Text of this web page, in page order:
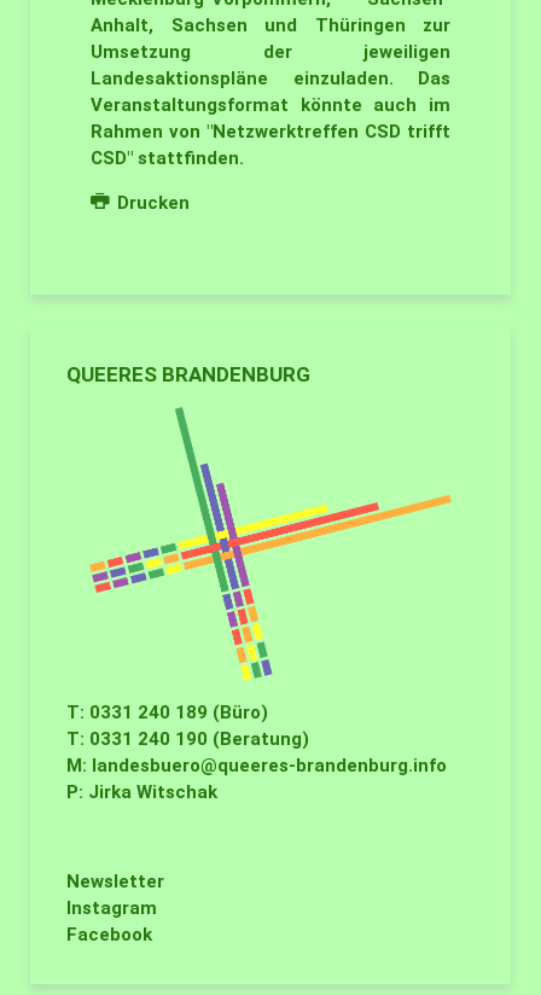
Anhalt, Sachsen und Thüringen zur
Umsetzung der jeweiligen
Landesaktionspläne einzuladen. Das
Veranstaltungsformat könnte auch im
Rahmen von "Netzwerktreffen CSD trifft
CSD" stattfinden.
Drucken
QUEERES BRANDENBURG
T: 0331 240 189 (Büro)
T: 0331 240 190 (Beratung)
M: landesbuero@queeres-brandenburg.info
P: Jirka Witschak
Newsletter
Instagram
Facebook